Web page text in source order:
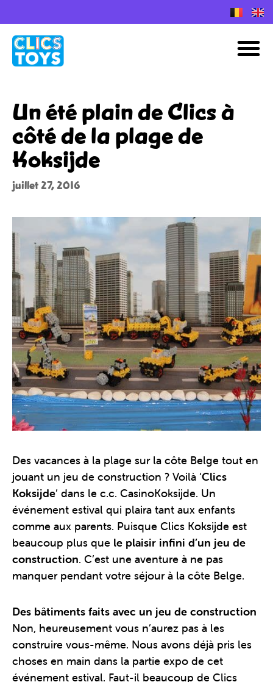
Un été plain de Clics à
côté de la plage de
Koksijde
juillet 27, 2016
Des vacances à la plage sur la côte Belge tout en
jouant un jeu de construction ? Voilà ‘Clics
Koksijde’ dans le c.c. CasinoKoksijde. Un
événement estival qui plaira tant aux enfants
comme aux parents. Puisque Clics Koksijde est
beaucoup plus que le plaisir infini d’un jeu de
construction. C’est une aventure à ne pas
manquer pendant votre séjour à la côte Belge.
Des bâtiments faits avec un jeu de construction
Non, heureusement vous n’aurez pas à les
construire vous-même. Nous avons déjà pris les
choses en main dans la partie expo de cet
événement estival. Faut-il beaucoup de Clics